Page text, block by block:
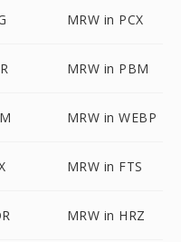
MRW in PCX
MRW in PBM
MRW in WEBP
MRW in FTS
MRW in HRZ